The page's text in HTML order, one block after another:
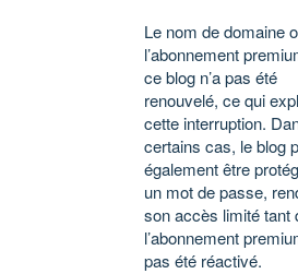
Le nom de domaine
l’abonnement
ce blog n’a pas été
renouvelé, ce qui
cette interruption.
certains cas, le blog
également être
un mot de passe,
son accès limité tant
l’abonnement
pas été réactivé.